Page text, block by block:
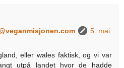
5. mai
eller wales faktisk, og vi var
utpå landet hvor de hadde